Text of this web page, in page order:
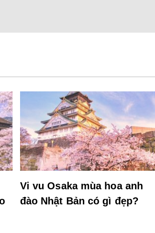
Vi vu Osaka mùa hoa anh
đào Nhật Bản có gì đẹp?